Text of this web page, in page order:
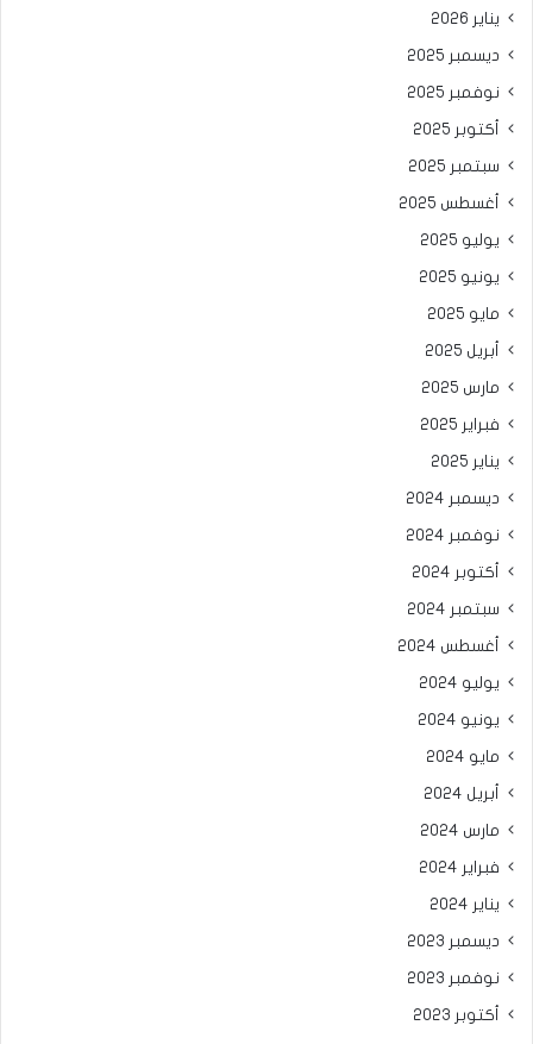
يناير 2026
ديسمبر 2025
نوفمبر 2025
أكتوبر 2025
سبتمبر 2025
أغسطس 2025
يوليو 2025
يونيو 2025
مايو 2025
أبريل 2025
مارس 2025
فبراير 2025
يناير 2025
ديسمبر 2024
نوفمبر 2024
أكتوبر 2024
سبتمبر 2024
أغسطس 2024
يوليو 2024
يونيو 2024
مايو 2024
أبريل 2024
مارس 2024
فبراير 2024
يناير 2024
ديسمبر 2023
نوفمبر 2023
أكتوبر 2023